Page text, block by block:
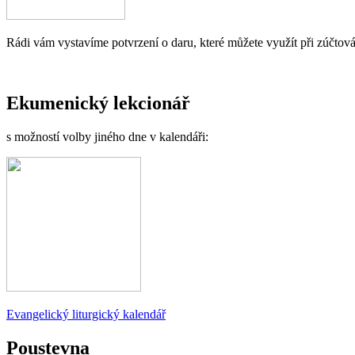
Rádi vám vystavíme potvrzení o daru, které můžete využít při
Ekumenický lekcionář
s možností volby jiného dne v kalendáři:
Evangelický liturgický kalendář
Poustevna